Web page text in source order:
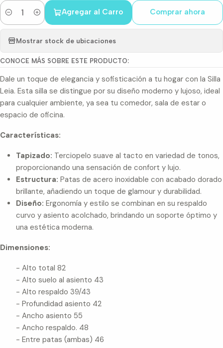
Cantidad
Agregar al Carro Comprar ahora
Mostrar stock de ubicaciones
CONOCE MÁS SOBRE ESTE PRODUCTO:
Dale un toque de elegancia y sofisticación a tu hogar con la Silla
Leia. Esta silla se distingue por su diseño moderno y lujoso, ideal
para cualquier ambiente, ya sea tu comedor, sala de estar o
espacio de oficina.
Características:
Tapizado: Terciopelo suave al tacto en variedad de tonos,
proporcionando una sensación de confort y lujo.
Estructura: Patas de acero inoxidable con acabado dorado
brillante, añadiendo un toque de glamour y durabilidad.
Diseño: Ergonomía y estilo se combinan en su respaldo
curvo y asiento acolchado, brindando un soporte óptimo y
una estética moderna.
Dimensiones:
- Alto total 82
- ⁠Alto suelo al asiento 43
- ⁠Alto respaldo 39/43
- ⁠Profundidad asiento 42
- ⁠Ancho asiento 55
- ⁠Ancho respaldo. 48
- ⁠Entre patas (ambas) 46